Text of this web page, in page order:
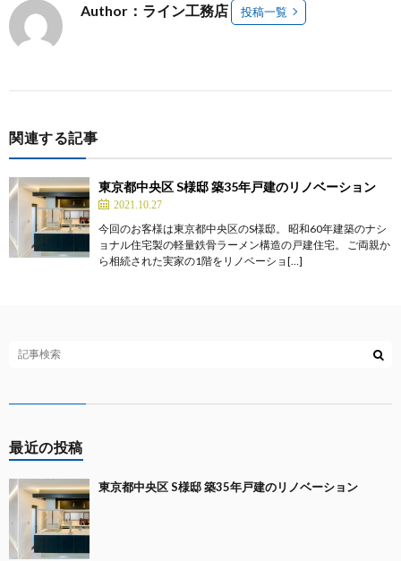
Author：ライン工務店 投稿一覧
関連する記事
東京都中央区 S様邸 築35年戸建のリノベーション
2021.10.27
今回のお客様は東京都中央区のS様邸。 昭和60年建築のナシ
ョナル住宅製の軽量鉄骨ラーメン構造の戸建住宅。 ご両親か
ら相続された実家の1階をリノベーショ[…]
最近の投稿
東京都中央区 S様邸 築35年戸建のリノベーション